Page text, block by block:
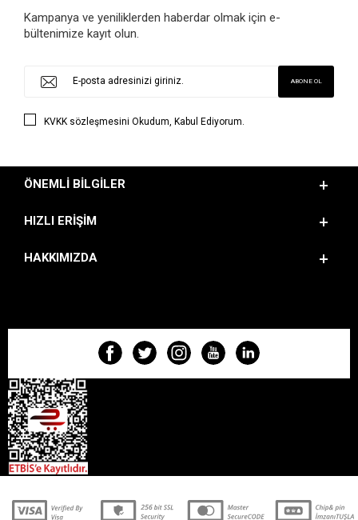
Kampanya ve yeniliklerden haberdar olmak için e-
bültenimize kayıt olun.
KVKK sözleşmesini Okudum, Kabul Ediyorum.
ÖNEMLI BILGILER
HIZLI ERIŞIM
HAKKIMIZDA